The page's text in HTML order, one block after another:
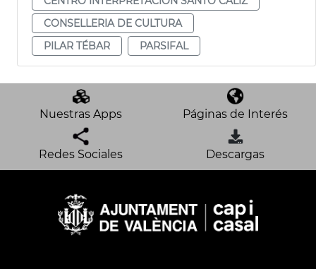
CONSELLERIA DE CULTURA
PILAR TÉBAR
PARSIFAL
Nuestras Apps Páginas de Interés
Redes Sociales Descargas